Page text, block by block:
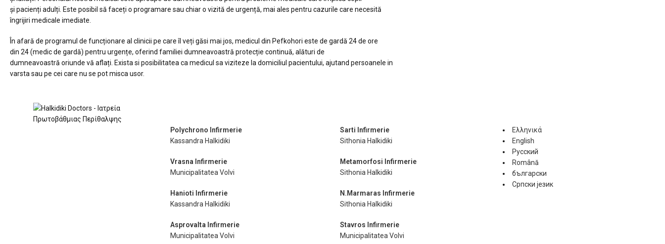
și pacienți adulți. Este posibil să faceți o programare sau chiar o vizită de urgență, mai ales pentru cazurile care necesită
îngrijiri medicale imediate.
În afară de programul de funcționare al clinicii pe care îl veți găsi mai jos, medicul din Pefkohori este de gardă 24 de ore
din 24 (medic de gardă) pentru urgențe, oferind familiei dumneavoastră protecție continuă, alături de
dumneavoastră oriunde vă aflați. Exista si posibilitatea ca medicul sa viziteze la domiciliul pacientului, ajutand persoanele in
varsta sau pe cei care nu se pot misca usor.
Polychrono Infirmerie
Kassandra Halkidiki
Vrasna Infirmerie
Municipalitatea Volvi
Hanioti Infirmerie
Kassandra Halkidiki
Asprovalta Infirmerie
Municipalitatea Volvi
Sarti Infirmerie
Sithonia Halkidiki
Metamorfosi Infirmerie
Sithonia Halkidiki
N.Marmaras Infirmerie
Sithonia Halkidiki
Stavros Infirmerie
Municipalitatea Volvi
Ελληνικά
English
Русский
Română
български
Српски језик